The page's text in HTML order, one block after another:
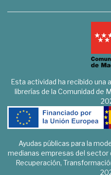
Esta actividad ha recibido una
librerías de la Comunidad de
Ayudas públicas para la
medianas empresas del sector
Recuperación,